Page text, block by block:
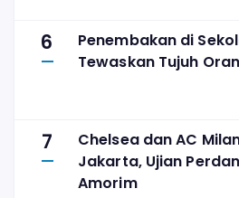
6
Penembakan di
Tewaskan Tujuh
7
Chelsea dan AC
Jakarta, Ujian
Amorim